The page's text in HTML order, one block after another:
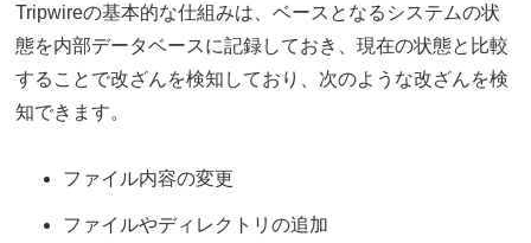
Tripwireの基本的な仕組みは、ベースとなるシステムの状
態を内部データベースに記録しておき、現在の状態と比較
することで改ざんを検知しており、次のような改ざんを検
知できます。
ファイル内容の変更
ファイルやディレクトリの追加